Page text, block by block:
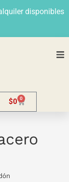
disponibles
$0 0